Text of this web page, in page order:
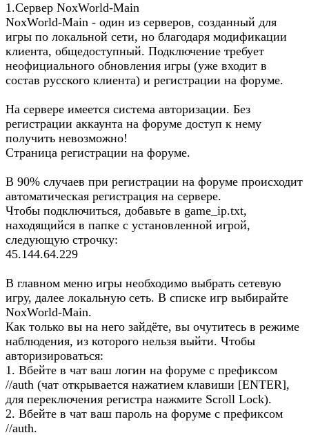
1.Сервер NoxWorld-Main
NoxWorld-Main - один из серверов, созданный для
игры по локальной сети, но благодаря модификации
клиента, общедоступный. Подключение требует
неофициального обновления игры (уже входит в
состав русского клиента) и регистрации на форуме.
На сервере имеется система авторизации. Без
регистрации аккаунта на форуме доступ к нему
получить невозможно!
Страница регистрации на форуме.
В 90% случаев при регистрации на форуме происходит
автоматическая регистрация на сервере.
Чтобы подключиться, добавьте в game_ip.txt,
находящийся в папке с установленной игрой,
следующую строчку:
45.144.64.229
В главном меню игры необходимо выбрать сетевую
игру, далее локальную сеть. В списке игр выбирайте
NoxWorld-Main.
Как только вы на него зайдёте, вы очутитесь в режиме
наблюдения, из которого нельзя выйти. Чтобы
авторизироваться:
1. Вбейте в чат ваш логин на форуме с префиксом
//auth (чат открывается нажатием клавиши [ENTER],
для переключения регистра нажмите Scroll Lock).
2. Вбейте в чат ваш пароль на форуме с префиксом
//auth.